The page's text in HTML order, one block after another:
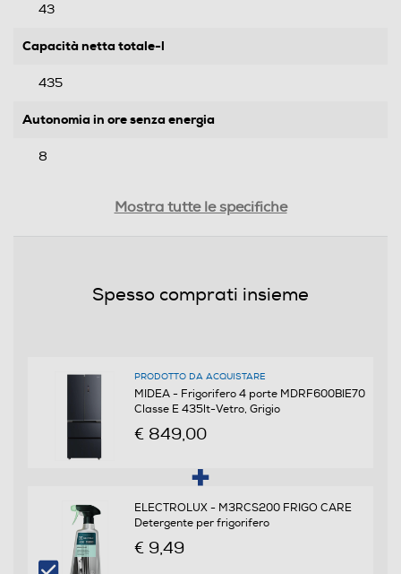
43
Capacità netta totale-l
435
Autonomia in ore senza energia
8
Nuova Classe efficienza energetica
Classe emissione rumore
Mostra tutte le specifiche
Spesso comprati insieme
PRODOTTO DA ACQUISTARE
MIDEA - Frigorifero 4 porte MDRF600BIE70
Classe E 435lt-Vetro, Grigio
€ 849,00
ELECTROLUX - M3RCS200 FRIGO CARE
Detergente per frigorifero
€ 9,49